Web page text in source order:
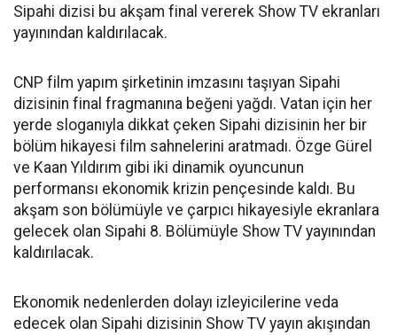
Sipahi dizisi bu akşam final vererek Show TV ekranları
yayınından kaldırılacak.
CNP film yapım şirketinin imzasını taşıyan Sipahi
dizisinin final fragmanına beğeni yağdı. Vatan için her
yerde sloganıyla dikkat çeken Sipahi dizisinin her bir
bölüm hikayesi film sahnelerini aratmadı. Özge Gürel
ve Kaan Yıldırım gibi iki dinamik oyuncunun
performansı ekonomik krizin pençesinde kaldı. Bu
akşam son bölümüyle ve çarpıcı hikayesiyle ekranlara
gelecek olan Sipahi 8. Bölümüyle Show TV yayınından
kaldırılacak.
Ekonomik nedenlerden dolayı izleyicilerine veda
edecek olan Sipahi dizisinin Show TV yayın akışından